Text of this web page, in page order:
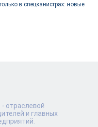
в спецканистрах: новые
отраслевой
и главных